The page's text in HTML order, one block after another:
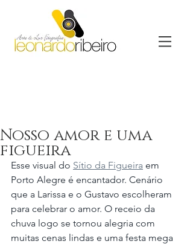
Nosso amor e uma
figueira
Esse visual do Sítio da Figueira em
Porto Alegre é encantador. Cenário
que a Larissa e o Gustavo escolheram
para celebrar o amor. O receio da
chuva logo se tornou alegria com
muitas cenas lindas e uma festa mega